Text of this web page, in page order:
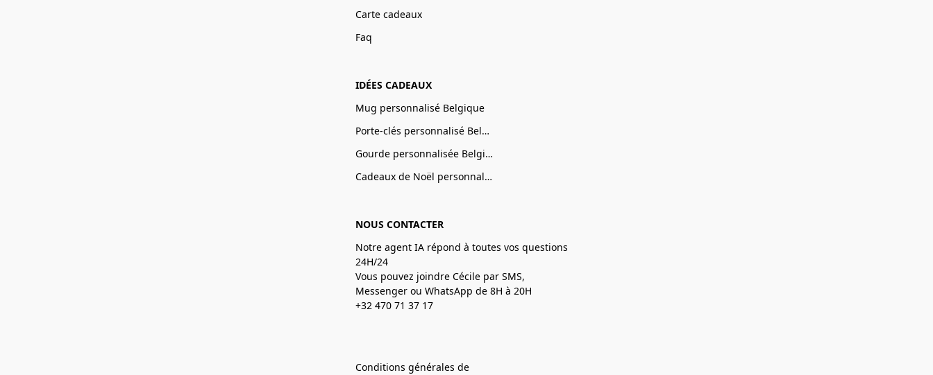
Carte cadeaux
Faq
IDÉES CADEAUX
Mug personnalisé Belgique
Porte-clés personnalisé Belgique
Gourde personnalisée Belgique
Cadeaux de Noël personnalisé Belgique
NOUS CONTACTER
Notre agent IA répond à toutes vos questions
24H/24
Vous pouvez joindre Cécile par SMS,
Messenger ou WhatsApp de 8H à 20H
+32 470 71 37 17
Conditions générales de